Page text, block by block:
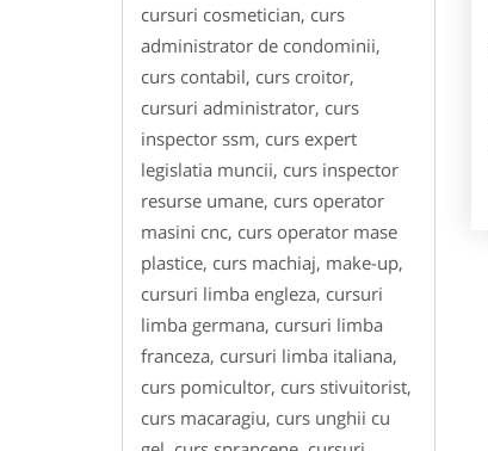
cursuri cosmetician, curs
administrator de condominii,
curs contabil, curs croitor,
cursuri administrator, curs
inspector ssm, curs expert
legislatia muncii, curs inspector
resurse umane, curs operator
masini cnc, curs operator mase
plastice, curs machiaj, make-up,
cursuri limba engleza, cursuri
limba germana, cursuri limba
franceza, cursuri limba italiana,
curs pomicultor, curs stivuitorist,
curs macaragiu, curs unghii cu